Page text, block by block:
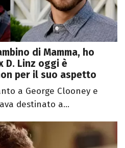
di Mamma, ho
D. Linz oggi è
per il suo aspetto
a George Clooney e
destinato a...